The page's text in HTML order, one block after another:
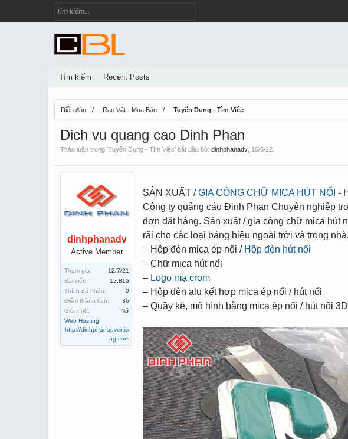
Diễn đàn Rao Vặt - Mua Bán Tuyển Dụng - Tìm Việc
Dich vu quang cao Dinh Phan
Thảo luận trong 'Tuyển Dụng - Tìm Việc' bắt đầu bởi dinhphanadv 10/6/22
dinhphanadv
Active Member
Tham gia:
12/7/21
Bài viết:
12,815
Thích đã nhận:
0
Điểm thành tích:
36
Giới tính:
Nữ
Web Hosting:
http://dinhphanadvertisi
ng.com
SẢN XUẤT /GIA CÔNG CHỮ MICA HÚT NỔI -
Công ty quảng cáo Đinh Phan Chuyên nghiệp
đơn đặt hàng. Sản xuất / gia công chữ mica hút
rãi cho các loại bảng hiệu ngoài trời và trong nhà.
– Hộp đèn mica ép nổi / Hộp đèn hút nổi
– Chữ mica hút nổi
– Logo mạ crom
– Hộp đèn alu kết hợp mica ép nổi / hút nổi
– Quầy kệ, mô hình bằng mica ép nổi / hút nổi 3D
Tìm kiếm Recent Posts